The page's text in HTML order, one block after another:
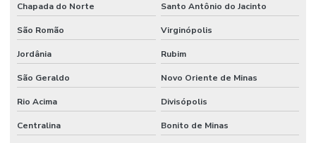
Chapada do Norte Santo Antônio do Jacinto
São Romão Virginópolis
Jordânia Rubim
São Geraldo Novo Oriente de Minas
Rio Acima Divisópolis
Centralina Bonito de Minas